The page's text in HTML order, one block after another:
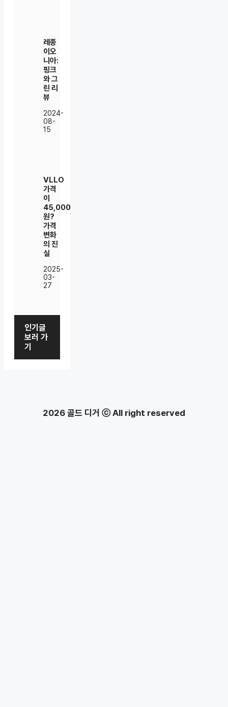
레종
이오
니아:
핑크
와 그
린 리
뷰
2024-
08-
15
VLLO
가격
이
45,000
원?
가격
변화
의 진
실
2025-
03-
27
인기글
보러 가
기
2026 골드 디거 ⓒ All right reserved